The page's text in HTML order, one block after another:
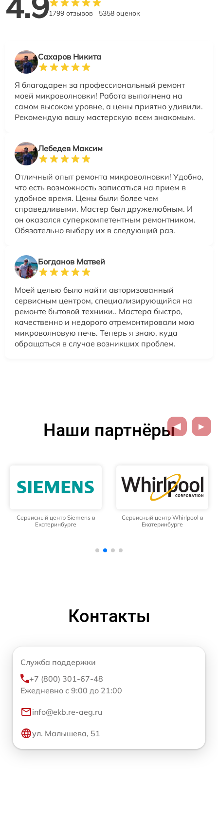
1799 отзывов 5358 оценок
Сахаров Никита
Я благодарен за профессиональный ремонт
моей микроволновки! Работа выполнена на
самом высоком уровне, а цены приятно удивили.
Рекомендую вашу мастерскую всем знакомым.
Лебедев Максим
Отличный опыт ремонта микроволновки! Удобно,
что есть возможность записаться на прием в
удобное время. Цены были более чем
справедливыми. Мастер был дружелюбным. И
он оказался суперкомпетентным ремонтником.
Обязательно выберу их в следующий раз.
Богданов Матвей
Моей целью было найти авторизованный
сервисным центром, специализирующийся на
ремонте бытовой техники.. Мастера быстро,
качественно и недорого отремонтировали мою
микроволновую печь. Теперь я знаю, куда
обращаться в случае возникших проблем.
Наши партнёры
Сервисный центр Siemens в
Екатеринбурге
Сервисный центр Whirlpool в
Екатеринбурге
Контакты
Служба поддержки
+7 (800) 301-67-48
Ежедневно с 9:00 до 21:00
info@ekb.re-aeg.ru
ул. Малышева, 51